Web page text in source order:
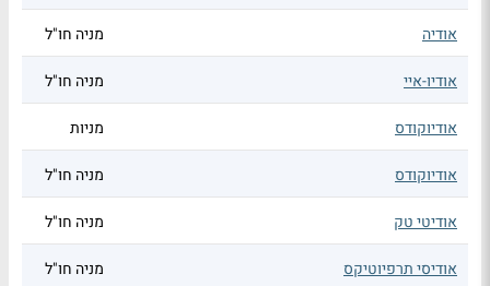
אודיה מניה חו"ל
אודיו-איי מניה חו"ל
אודיוקודס מניות
אודיוקודס מניה חו"ל
אודיטי טק מניה חו"ל
אודיסי תרפיוטיקס מניה חו"ל